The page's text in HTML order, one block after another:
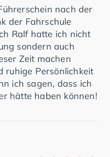
nach der
der Fahrschule
Ralf hatte ich nicht
sondern auch
Zeit machen
ruhige Persönlichkeit
ich sagen, dass ich
hätte haben können!